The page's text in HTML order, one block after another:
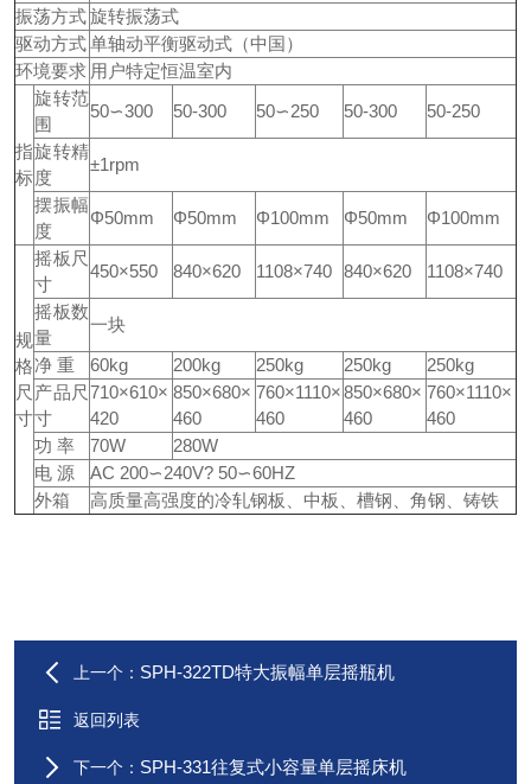
振荡方式旋转振荡式
驱动方式单轴动平衡驱动式（中国）
环境要求 用户特定恒温室内
指
标
旋转范
围
50∽300 50-300 50∽250 50-300
50-250
旋转精
度
±1rpm
摆振幅
度
Φ50mm Φ50mm Φ100mm Φ50mm Φ100mm
规
格
尺
寸
摇板尺
寸
450×550 840×620 1108×740 840×620
1108×740
摇板数
量
一块
净 重
60kg 200kg 250kg 250kg
250kg
产品尺
寸
710×610×
420
850×680×
460
760×1110×
460
850×680×
460
760×1110×
460
功 率
70W
280W
电 源
AC 200∽240V? 50∽60HZ
外箱
高质量高强度的冷轧钢板、中板、槽钢、角钢、铸铁
上一个： SPH-322TD特大振幅单层摇瓶机
返回列表
下一个： SPH-331往复式小容量单层摇床机